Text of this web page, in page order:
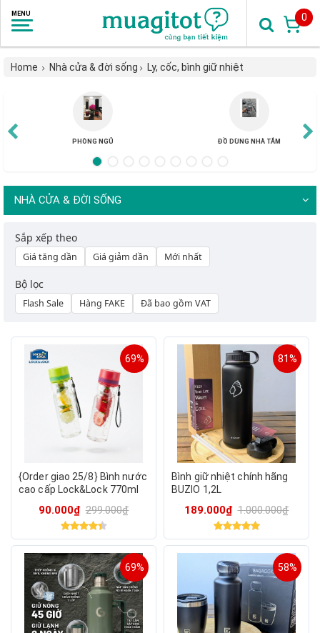
0
Home Nhà cửa & đời sống Ly, cốc, bình giữ nhiệt
PHÒNG NGỦ ĐỒ DÙNG NHÀ TẮM
NHÀ CỬA & ĐỜI SỐNG
Sắp xếp theo
Giá tăng dần Giá giảm dần Mới nhất
Bộ lọc
Flash Sale Hàng FAKE Đã bao gồm VAT
69%
{Order giao 25/8} Bình nước
cao cấp Lock&Lock 770ml
quả detox
90.000₫ 299.000₫
81%
Bình giữ nhiệt chính hãng
BUZIO 1,2L
189.000₫ 1.000.000₫
69% 58%